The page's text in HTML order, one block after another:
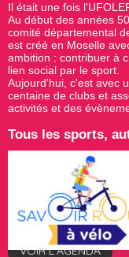
Il était une fois
Au début des années
comité départemental
est créé en Moselle
ambition : contribuer à
lien social par le sport.
Aujourd'hui, c'est avec
centaine de clubs et
activités et des
Tous les sports,
VOIR L'AGENDA